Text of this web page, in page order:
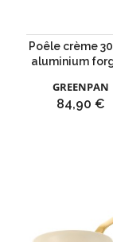
Poêle crème
aluminium
GREENPAN
Prix
84,90 €